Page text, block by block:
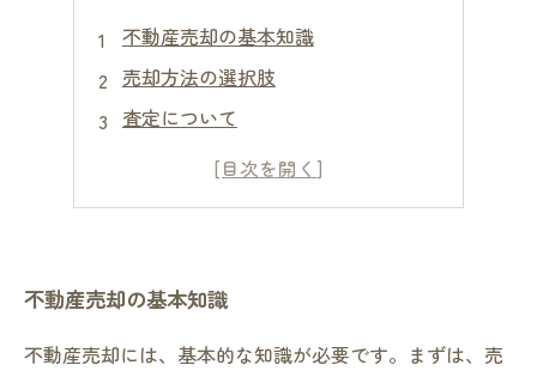
不動産売却の基本知識
売却方法の選択肢
査定について
契約・決済
不動産売却の基本知識
不動産売却には、基本的な知識が必要です。まずは、売